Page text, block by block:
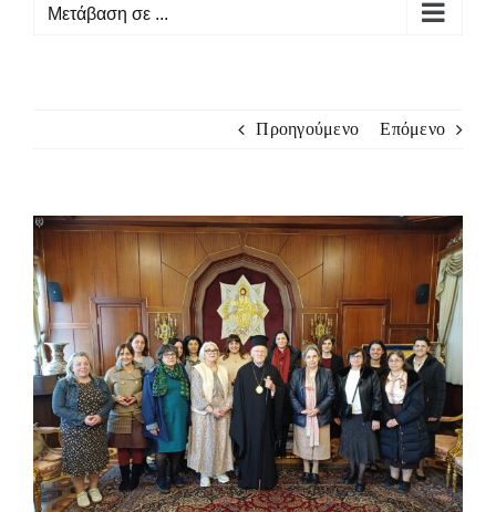
Μετάβαση σε ...
Προηγούμενο Επόμενο
Προβολή
μεγαλύτερης
εικόνας